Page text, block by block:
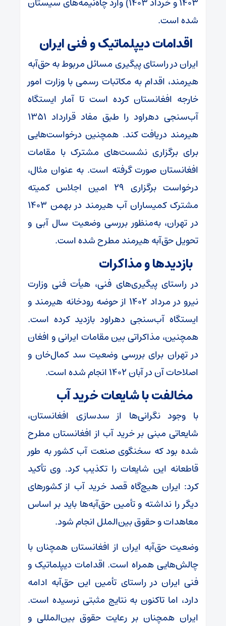
شده است.
اقدامات دیپلماتیک و فنی ایران
ایران در راستای پیگیری مسائل مربوط به حق‌آبه
هیرمند، اقدام به مکاتبات رسمی با وزارت امور
خارجه افغانستان کرده است تا آمار ایستگاه
آب‌سنجی دهراود را طبق مفاد قرارداد ۱۳۵۱
هیرمند دریافت کند. همچنین درخواست‌هایی
برای برگزاری نشست‌های مشترک با مقامات
افغانستان صورت گرفته است. به عنوان مثال،
درخواست برگزاری ۲۹ امین اجلاس کمیته
مشترک کمیساران آب هیرمند در بهمن ۱۴۰۳
در تهران، به‌منظور بررسی وضعیت سال آبی و
تحویل حق‌آبه هیرمند مطرح شده است.
بازدید‌ها و مذاکرات
در راستای پیگیری‌های فنی، هیأت فنی وزارت
نیرو در مرداد ۱۴۰۲ از حوضه رودخانه هیرمند و
ایستگاه آب‌سنجی دهراود بازدید کرده است.
همچنین، مذاکراتی بین مقامات ایرانی و افغان
در تهران برای بررسی وضعیت سد کمال‌خان و
اصلاحات آن در آبان ۱۴۰۲ انجام شده است.
مخالفت با شایعات خرید آب
با وجود نگرانی‌ها از سدسازی افغانستان،
شایعاتی مبنی بر خرید آب از افغانستان مطرح
شده بود که سخنگوی صنعت آب کشور به طور
قاطعانه این شایعات را تکذیب کرد. وی تأکید
کرد: ایران هیچ‌گاه قصد خرید آب از کشور‌های
دیگر را نداشته و تأمین حق‌آبه‌ها باید بر اساس
معاهدات و حقوق بین‌الملل انجام شود.
وضعیت حق‌آبه ایران از افغانستان همچنان با
چالش‌هایی همراه است. اقدامات دیپلماتیک و
فنی ایران در راستای تأمین این حق‌آبه ادامه
دارد، اما تاکنون به نتایج مثبتی نرسیده است.
ایران همچنان بر رعایت حقوق بین‌المللی و